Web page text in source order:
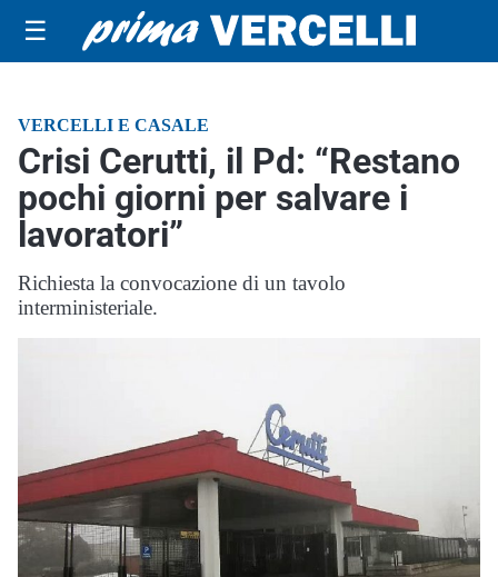
☰
VERCELLI E CASALE
Crisi Cerutti, il Pd: “Restano
pochi giorni per salvare i
lavoratori”
Richiesta la convocazione di un tavolo
interministeriale.